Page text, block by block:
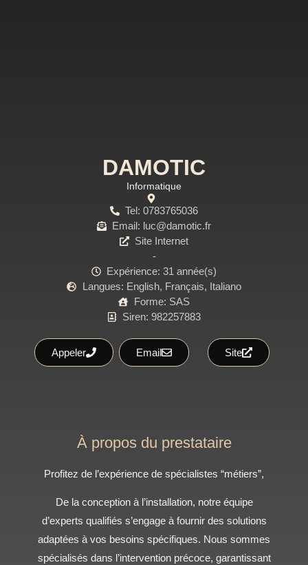
DAMOTIC
Informatique
Tel: 0783765036
Email: luc@damotic.fr
Site Internet
-
Expérience: 31 année(s)
Langues: English, Français, Italiano
Forme: SAS
Siren: 982257883
Appeler Email Site
À propos du prestataire
Profitez de l’expérience de spécialistes “métiers”,
De la conception à l’installation, notre équipe
d’experts qualifiés s’engage à fournir des solutions
adaptées à vos besoins spécifiques. Nous sommes
spécialisés dans l’intervention précoce, garantissant